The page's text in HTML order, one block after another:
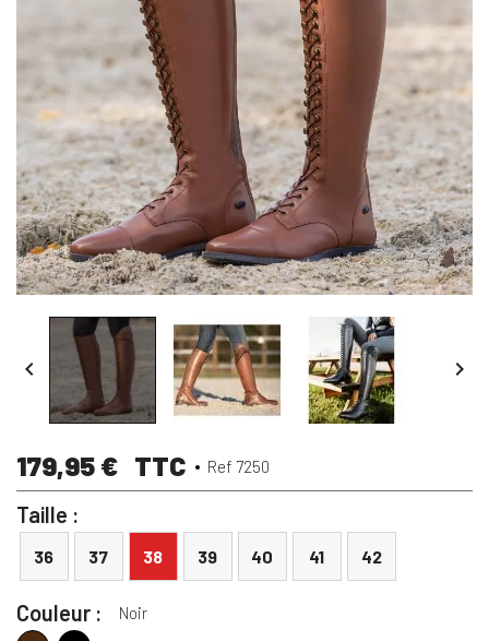
 
179,95 € TTC Ref 7250
Taille :
36 37 38 39 40 41 42
Couleur : Noir